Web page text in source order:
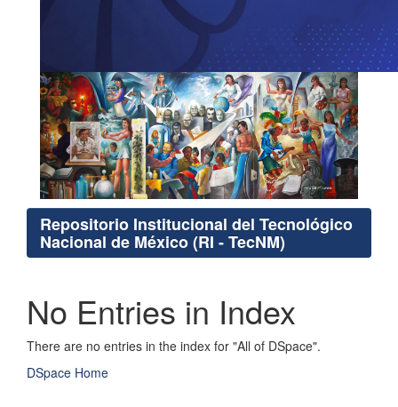
Repositorio Institucional del Tecnológico
Nacional de México (RI - TecNM)
No Entries in Index
There are no entries in the index for "All of DSpace".
DSpace Home